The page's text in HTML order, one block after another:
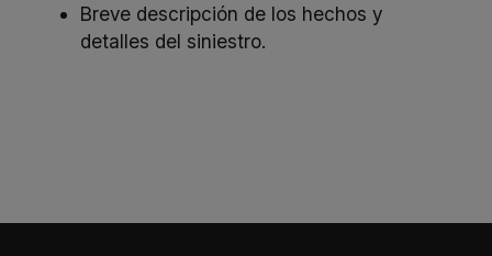
Breve descripción de los hechos y
detalles del siniestro.